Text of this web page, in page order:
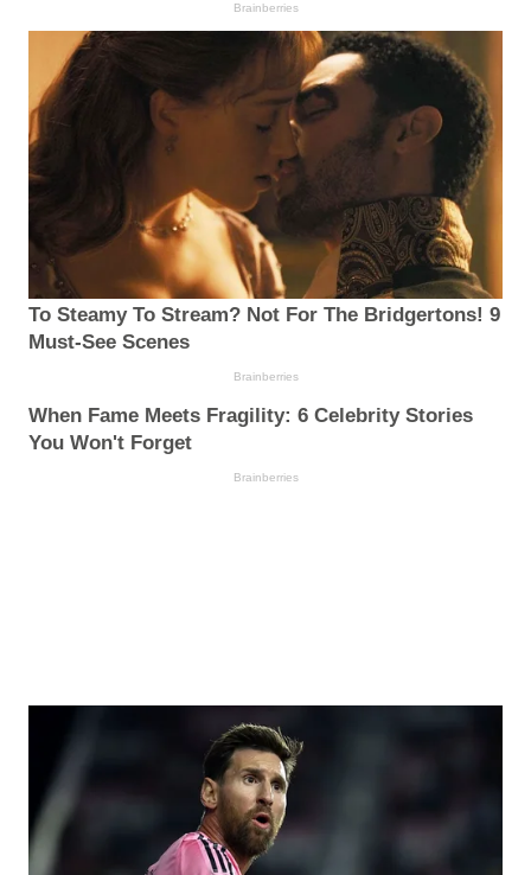
Brainberries
To Steamy To Stream? Not For The Bridgertons! 9
Must-See Scenes
Brainberries
When Fame Meets Fragility: 6 Celebrity Stories
You Won't Forget
Brainberries